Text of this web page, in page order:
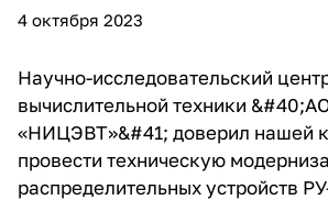
4 октября 2023
Научно-исследовательский
вычислительной техники
«НИЦЭВТ»&#41; доверил нашей
провести техническую
распределительных устройств